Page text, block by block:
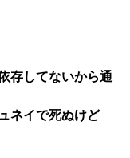
存してないから通
ネイで死ぬけど